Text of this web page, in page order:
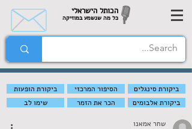
הכותל הישראלי
כל מה שנשמע במוזיקה
ביקורת הופעות הסיפור המרכזי
ביקורת סינגלים
שימו לב
הכר את הזמר ביקורת אלבומים
שחר אמאנו